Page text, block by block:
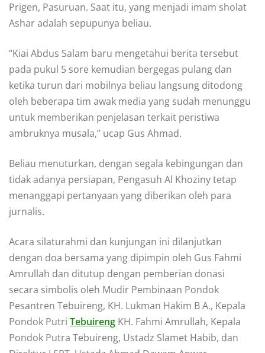
Prigen, Pasuruan. Saat itu, yang menjadi imam sholat
Ashar adalah sepupunya beliau.
“Kiai Abdus Salam baru mengetahui berita tersebut
pada pukul 5 sore kemudian bergegas pulang dan
ketika turun dari mobilnya beliau langsung ditodong
oleh beberapa tim awak media yang sudah menunggu
untuk memberikan penjelasan terkait peristiwa
ambruknya musala,” ucap Gus Ahmad.
Beliau menuturkan, dengan segala kebingungan dan
tidak adanya persiapan, Pengasuh Al Khoziny tetap
menanggapi pertanyaan yang diberikan oleh para
jurnalis.
Acara silaturahmi dan kunjungan ini dilanjutkan
dengan doa bersama yang dipimpin oleh Gus Fahmi
Amrullah dan ditutup dengan pemberian donasi
secara simbolis oleh Mudir Pembinaan Pondok
Pesantren Tebuireng, KH. Lukman Hakim B A., Kepala
Pondok Putri Tebuireng KH. Fahmi Amrullah, Kepala
Pondok Putra Tebuireng, Ustadz Slamet Habib, dan